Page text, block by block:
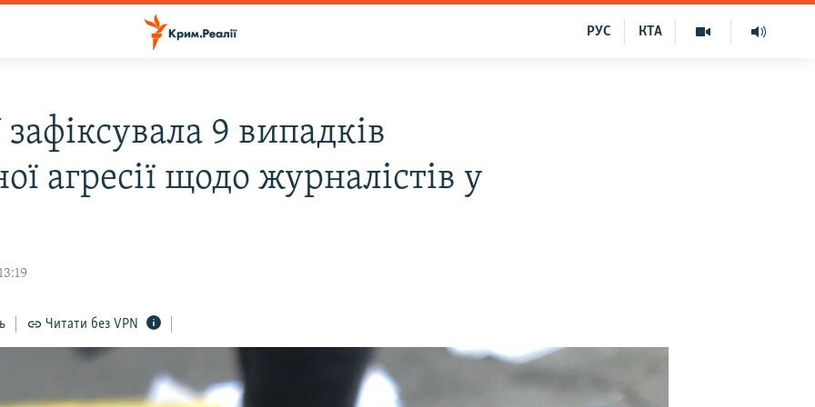
КТА
РУС
9 випадків
агресії щодо журналістів у
Читати без VPN